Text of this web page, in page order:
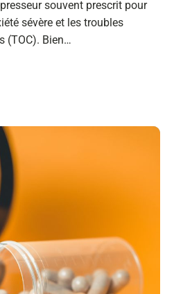
souvent prescrit pour
sévère et les troubles
(TOC). Bien…